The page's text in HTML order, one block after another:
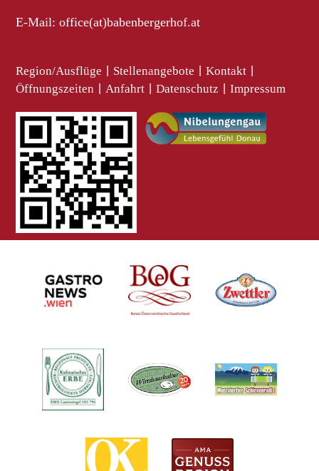
E-Mail:office(at)babenbergerhof.at
Region/Ausflüge Stellenangebote Kontakt
Öffnungszeiten Anfahrt Datenschutz Impressum